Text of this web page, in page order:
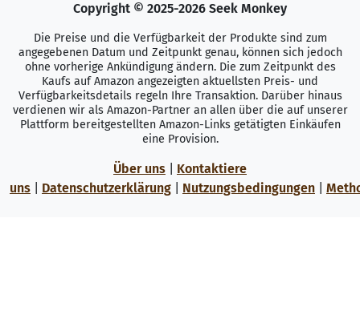
Copyright © 2025-2026 Seek Monkey
Die Preise und die Verfügbarkeit der Produkte sind zum
angegebenen Datum und Zeitpunkt genau, können sich jedoch
ohne vorherige Ankündigung ändern. Die zum Zeitpunkt des
Kaufs auf Amazon angezeigten aktuellsten Preis- und
Verfügbarkeitsdetails regeln Ihre Transaktion. Darüber hinaus
verdienen wir als Amazon-Partner an allen über die auf unserer
Plattform bereitgestellten Amazon-Links getätigten Einkäufen
eine Provision.
Über uns
Kontaktiere
uns
Datenschutzerklärung Nutzungsbedingungen